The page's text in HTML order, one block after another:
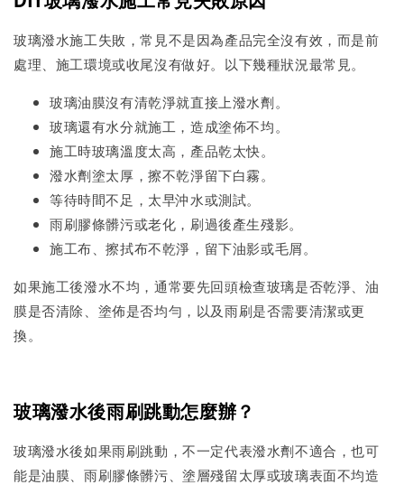
玻璃潑水施工失敗，常見不是因為產品完全沒有效，而是前
處理、施工環境或收尾沒有做好。以下幾種狀況最常見。
玻璃油膜沒有清乾淨就直接上潑水劑。
玻璃還有水分就施工，造成塗佈不均。
施工時玻璃溫度太高，產品乾太快。
潑水劑塗太厚，擦不乾淨留下白霧。
等待時間不足，太早沖水或測試。
雨刷膠條髒污或老化，刷過後產生殘影。
施工布、擦拭布不乾淨，留下油影或毛屑。
如果施工後潑水不均，通常要先回頭檢查玻璃是否乾淨、油
膜是否清除、塗佈是否均勻，以及雨刷是否需要清潔或更
換。
玻璃潑水後雨刷跳動怎麼辦？
玻璃潑水後如果雨刷跳動，不一定代表潑水劑不適合，也可
能是油膜、雨刷膠條髒污、塗層殘留太厚或玻璃表面不均造